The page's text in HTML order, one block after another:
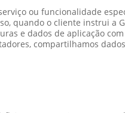
ou funcionalidade
quando o cliente instrui a
e dados de aplicação
compartilhamos